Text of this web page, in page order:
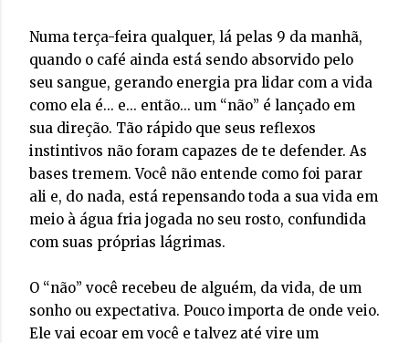
Numa terça-feira qualquer, lá pelas 9 da manhã,
quando o café ainda está sendo absorvido pelo
seu sangue, gerando energia pra lidar com a vida
como ela é... e... então... um “não” é lançado em
sua direção. Tão rápido que seus reflexos
instintivos não foram capazes de te defender. As
bases tremem. Você não entende como foi parar
ali e, do nada, está repensando toda a sua vida em
meio à água fria jogada no seu rosto, confundida
com suas próprias lágrimas.
O “não” você recebeu de alguém, da vida, de um
sonho ou expectativa. Pouco importa de onde veio.
Ele vai ecoar em você e talvez até vire um